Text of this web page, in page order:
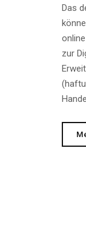
Das
zur